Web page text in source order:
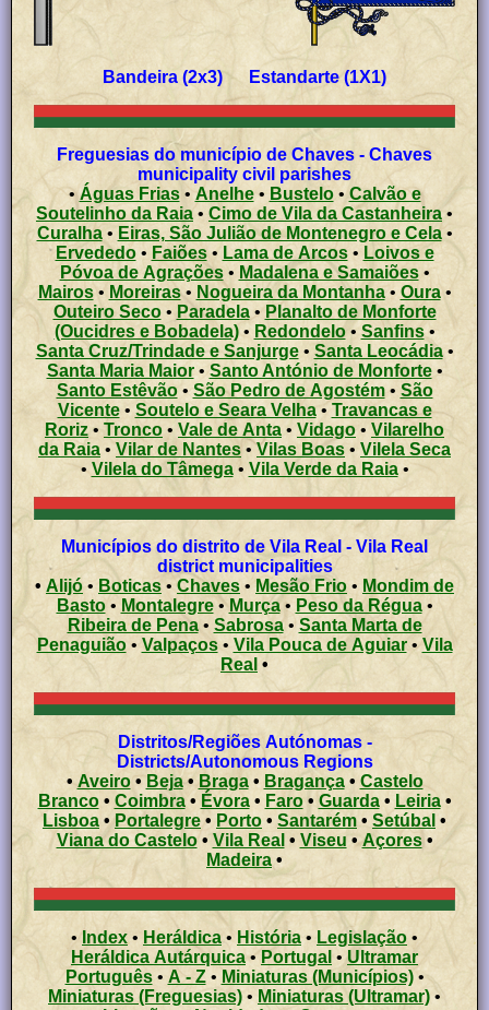
Bandeira (2x3) Estandarte (1X1)
Freguesias do município de Chaves - Chaves
municipality civil parishes
•Águas Frias•Anelhe• Bustelo• Calvão e
Soutelinho da Raia• Cimo de Vila da Castanheira •
Curalha• Eiras, São Julião de Montenegro e Cela•
Ervededo• Faiões• Lama de Arcos• Loivos e
Póvoa de Agrações• Madalena e Samaiões•
Mairos• Moreiras• Nogueira da Montanha• Oura•
Outeiro Seco• Paradela• Planalto de Monforte
(Oucidres e Bobadela)• Redondelo• Sanfins•
Santa Cruz/Trindade e Sanjurge• Santa Leocádia•
Santa Maria Maior• Santo António de Monforte•
Santo Estêvão•São Pedro de Agostém• São
Vicente• Soutelo e Seara Velha• Travancas e
Roriz • Tronco • Vale de Anta • Vidago • Vilarelho
da Raia • Vilar de Nantes •Vilas Boas •Vilela Seca
• Vilela do Tâmega• Vila Verde da Raia•
Municípios do distrito de Vila Real - Vila Real
district municipalities
• Alijó • Boticas • Chaves •Mesão Frio • Mondim de
Basto• Montalegre• Murça• Peso da Régua•
Ribeira de Pena• Sabrosa•Santa Marta de
Penaguião• Valpaços• Vila Pouca de Aguiar•Vila
Real •
Distritos/Regiões Autónomas -
Districts/Autonomous Regions
•Aveiro• Beja•Braga• Bragança• Castelo
Branco• Coimbra• Évora• Faro• Guarda• Leiria•
Lisboa •Portalegre • Porto • Santarém • Setúbal •
Viana do Castelo• Vila Real • Viseu•Açores •
Madeira •
• Index • Heráldica • História • Legislação •
Heráldica Autárquica• Portugal • Ultramar
Português• A - Z• Miniaturas (Municípios)•
Miniaturas (Freguesias) • Miniaturas (Ultramar) •